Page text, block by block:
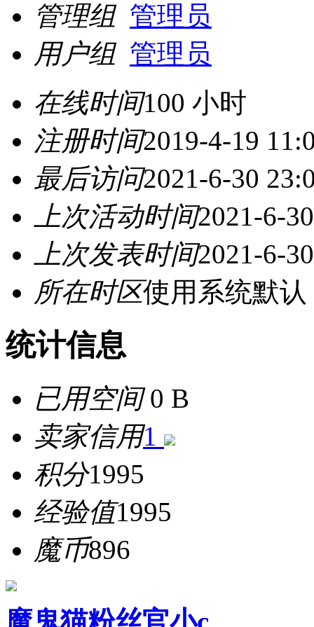
管理组 管理员
用户组 管理员
在线时间100 小时
注册时间2019-4-19
最后访问2021-6-30
上次活动时间2021-6-
上次发表时间2021-6-
所在时区使用系统默认
统计信息
已用空间0 B
卖家信用1
积分1995
经验值1995
魔币896